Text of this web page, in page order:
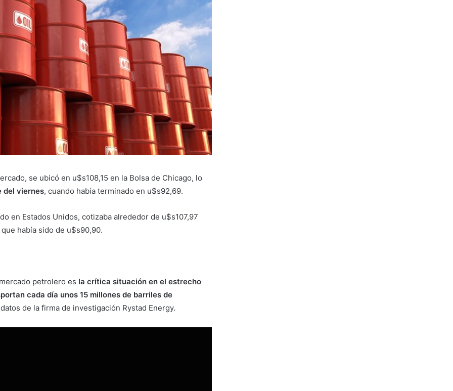
se ubicó en u$s108,15 en la Bolsa de Chicago, lo
del viernes, cuando había terminado en u$s92,69.
en Estados Unidos, cotizaba alrededor de u$s107,97
que había sido de u$s90,90.
petrolero es la crítica situación en el estrecho
cada día unos 15 millones de barriles de
de la firma de investigación Rystad Energy.